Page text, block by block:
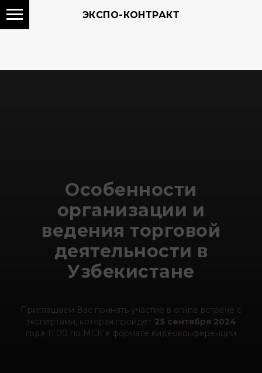
ЭКСПО-КОНТРАКТ
Особенности
организации и
ведения торговой
деятельности в
Узбекистане
Приглашаем Вас принять участие в online встрече с
экспертами, которая пройдет 25 сентября 2024
года 11.00 по МСК в формате видеоконференции